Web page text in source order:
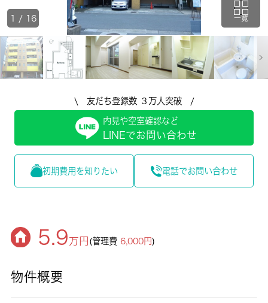
一覧
1 / 16
\ 友だち登録数 ３万人突破 /
内見や空室確認など
LINEでお問い合わせ
初期費用を知りたい 電話でお問い合わせ
5.9万円 (管理費 6,000円)
物件概要